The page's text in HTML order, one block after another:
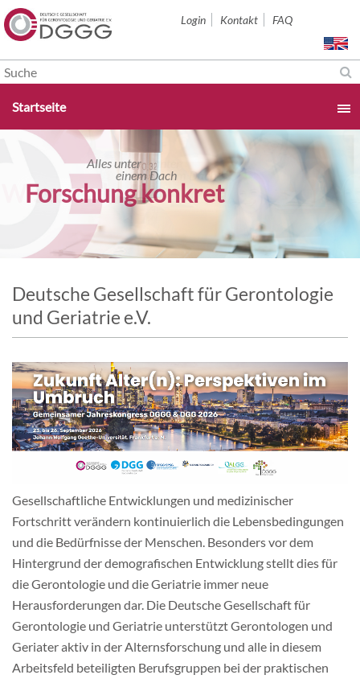
Navigation
Login Kontakt FAQ
überspringen
Startseite
Startseite
Aktuelles & Termine
Über uns
Sektionen
Studium & Karriere
Mitgliedschaft & Spenden
Publikationen
Alles unter
einem Dach
Alles unter
einem Dach
Forschung konkret
Deutsche Gesellschaft für Gerontologie
und Geriatrie e.V.
Gesellschaftliche Entwicklungen und medizinischer
Fortschritt verändern kontinuierlich die Lebensbedingungen
und die Bedürfnisse der Menschen. Besonders vor dem
Hintergrund der demografischen Entwicklung stellt dies für
die Gerontologie und die Geriatrie immer neue
Herausforderungen dar. Die Deutsche Gesellschaft für
Gerontologie und Geriatrie unterstützt Gerontologen und
Geriater aktiv in der Alternsforschung und alle in diesem
Arbeitsfeld beteiligten Berufsgruppen bei der praktischen